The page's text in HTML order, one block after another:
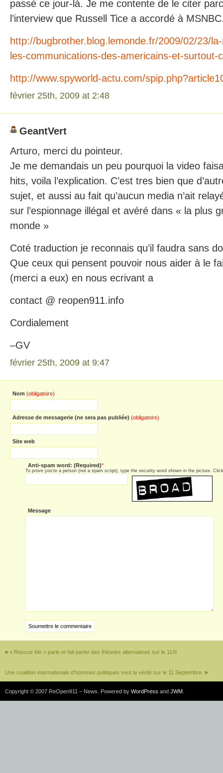
passé ce jour-là. Je me contente de le citer
l’interview que Russell Tice a accordé à
http://bugbrother.blog.lemonde.fr/2009/02/23/
les-communications-des-americains-et-surtout-
http://www.spyworld-actu.com/
février 25th, 2009 at 2:48
GeantVert
Arturo, merci du pointeur.
Je me demandais un peu pourquoi la video
hits, voila l’explication. C’est tres bien que
sujet, et aussi au fait qu’aucun media n’ait
sur l’espionnage illégal et avéré dans « la plus
monde »
Coté traduction je reconnais qu’il faudra sans
Que ceux qui pensent pouvoir nous aider à le
(merci a eux) en nous ecrivant a
contact @ reopen911.info
Cordialement
–GV
février 25th, 2009 at 9:47
Nom (obligatoire)
Adresse de messagerie (ne sera pas publiée) (obligatoire)
Site web
Anti-spam word: (Required)*
To prove you're a person (not a spam script), type the security word shown in the picture.
Message
« « Rescue Me » parle et fait parler des théories alternatives sur le 11/9
Une coalition internationale d’hommes politiques veut la vérité sur le 11 Septembre. »
Copyright © 2007 ReOpen911 – News. Powered by WordPress and JWM